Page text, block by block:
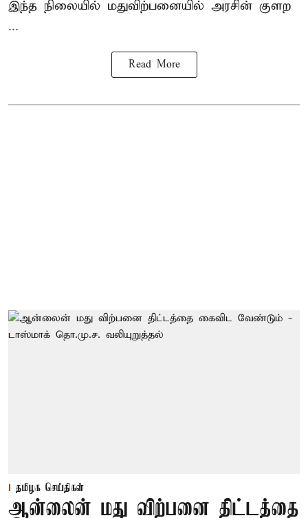
இந்த நிலையில் மதுவிற்பனையில் அரசின் குளற
...
Read More
தமிழக செய்திகள்
ஆன்லைன் மது விற்பனை திட்டத்தை